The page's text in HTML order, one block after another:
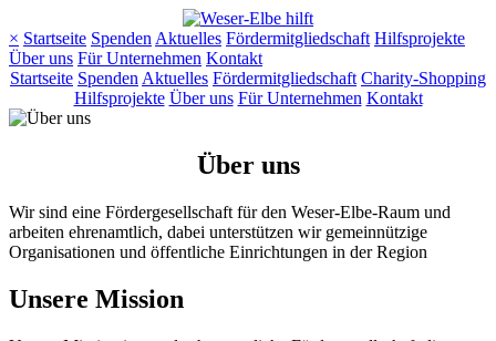
× Startseite Spenden Aktuelles Fördermitgliedschaft Hilfsprojekte
Über uns Für Unternehmen Kontakt
Startseite Spenden Aktuelles Fördermitgliedschaft Charity-Shopping
Hilfsprojekte Über uns Für Unternehmen Kontakt
Über uns
Wir sind eine Fördergesellschaft für den Weser-Elbe-Raum und
arbeiten ehrenamtlich, dabei unterstützen wir gemeinnützige
Organisationen und öffentliche Einrichtungen in der Region
Unsere Mission